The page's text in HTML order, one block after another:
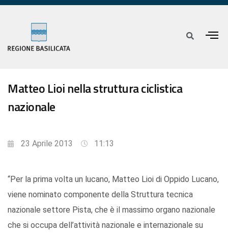
Matteo Lioi nella struttura ciclistica
nazionale
23 Aprile 2013 11:13
“Per la prima volta un lucano, Matteo Lioi di Oppido Lucano,
viene nominato componente della Struttura tecnica
nazionale settore Pista, che è il massimo organo nazionale
che si occupa dell’attività nazionale e internazionale su